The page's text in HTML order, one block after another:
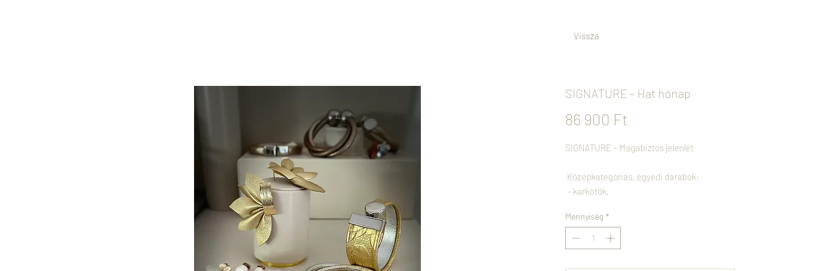
SIGNATURE – Hat hónap
86 900 Ft
SIGNATURE – Magabiztos jelenlét
Középkategóriás, egyedi darabok:
– karkötők,
– vagy alkalmanként vegyes szettek.
Minden hónapban egy új, hangsúlyosabb
Mennyiség *
Vissza